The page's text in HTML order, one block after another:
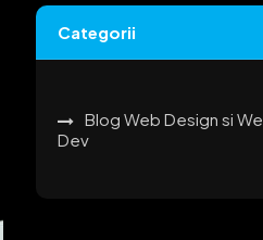
Categorii
Blog Web Design si
Dev